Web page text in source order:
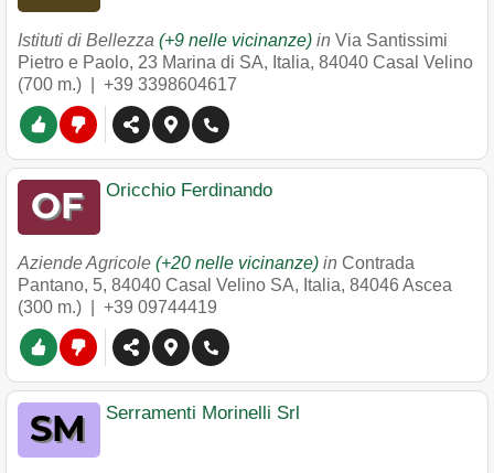
Istituti di Bellezza (+9 nelle vicinanze) in Via Santissimi
Pietro e Paolo, 23 Marina di SA, Italia, 84040 Casal Velino
(700 m.) | +39 3398604617
Oricchio Ferdinando
Aziende Agricole (+20 nelle vicinanze) in Contrada
Pantano, 5, 84040 Casal Velino SA, Italia, 84046 Ascea
(300 m.) | +39 09744419
Serramenti Morinelli Srl